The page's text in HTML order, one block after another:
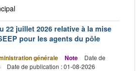
22 juillet 2026 relative à la mise
pour les agents du pôle
générale Note
Date de
Date de publication : 01-08-2026